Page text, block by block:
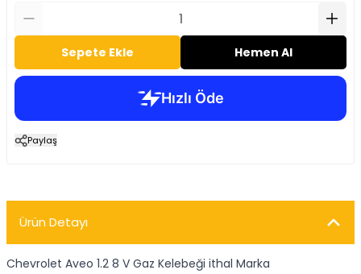
Sepete Ekle Hemen Al
Paylaş
Ürün Detayı
Chevrolet Aveo 1.2 8 V Gaz Kelebeği ithal Marka